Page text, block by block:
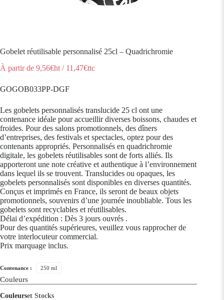
Gobelet réutilisable personnalisé 25cl – Quadrichromie
À partir de 9,56€ht / 11,47€ttc
GOGOB033PP-DGF
Les gobelets personnalisés translucide 25 cl ont une
contenance idéale pour accueillir diverses boissons, chaudes et
froides. Pour des salons promotionnels, des dîners
d’entreprises, des festivals et spectacles, optez pour des
contenants appropriés. Personnalisés en quadrichromie
digitale, les gobelets réutilisables sont de forts alliés. Ils
apporteront une note créative et authentique à l’environnement
dans lequel ils se trouvent. Translucides ou opaques, les
gobelets personnalisés sont disponibles en diverses quantités.
Conçus et imprimés en France, ils seront de beaux objets
promotionnels, souvenirs d’une journée inoubliable. Tous les
gobelets sont recyclables et réutilisables.
Délai d’expédition : Dès 3 jours ouvrés .
Pour des quantités supérieures, veuillez vous rapprocher de
votre interlocuteur commercial.
Prix marquage inclus.
Contenance : 250 ml
Couleurs
Couleurset Stocks